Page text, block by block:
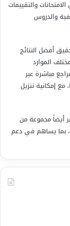
الامتحانات والتقييمات
والدروس
أفضل النتائج
الموارد
مباشرة عبر
إمكانية تنزيل
أيضاً مجموعة من
بما يساهم في دعم